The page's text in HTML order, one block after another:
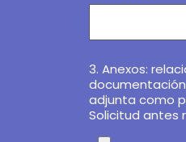
3. Anexos:
adjunta como
Solicitud antes